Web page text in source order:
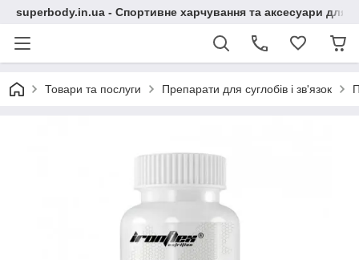
superbody.in.ua - Спортивне харчування та аксесуари для
Товари та послуги Препарати для суглобів і зв'язок